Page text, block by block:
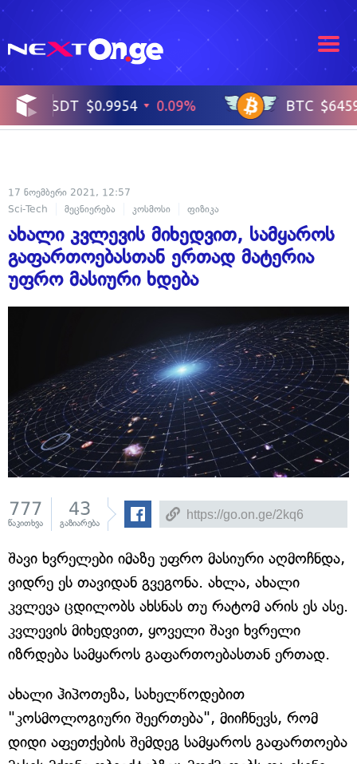
17 ნოემბერი 2021, 12:57
Sci-Tech
მეცნიერება კოსმოსი ფიზიკა
ახალი კვლევის მიხედვით, სამყაროს
გაფართოებასთან ერთად მატერია
უფრო მასიური ხდება
777
წაკითხვა
43
გაზიარება
შავი ხვრელები იმაზე უფრო მასიური აღმოჩნდა,
ვიდრე ეს თავიდან გვეგონა. ახლა, ახალი
კვლევა ცდილობს ახსნას თუ რატომ არის ეს ასე.
კვლევის მიხედვით, ყოველი შავი ხვრელი
იზრდება სამყაროს გაფართოებასთან ერთად.
ახალი ჰიპოთეზა, სახელწოდებით
"კოსმოლოგიური შეერთება", მიიჩნევს, რომ
დიდი აფეთქების შემდეგ სამყაროს გაფართოება